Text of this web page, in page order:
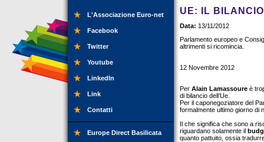
L'Associazione Euro-net
Facebook
Twitter
Youtube
LinkedIn
Link
Contatti
Europe Direct Basilicata
UE: IL
Data: 13/11/2012
Parlamento europeo e
altrimenti si ricomincia.
12 Novembre 2012
Per Alain Lamassoure è
di bilancio dell’Ue.
Per il caponegoziatore del
formalmente ultimo giorno di
Il che significa che sono a
riguardano solamente il
quanto pattuito, ossia